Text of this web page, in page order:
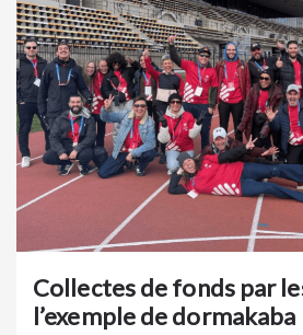
Collectes de fonds par
l’exemple de dormakaba